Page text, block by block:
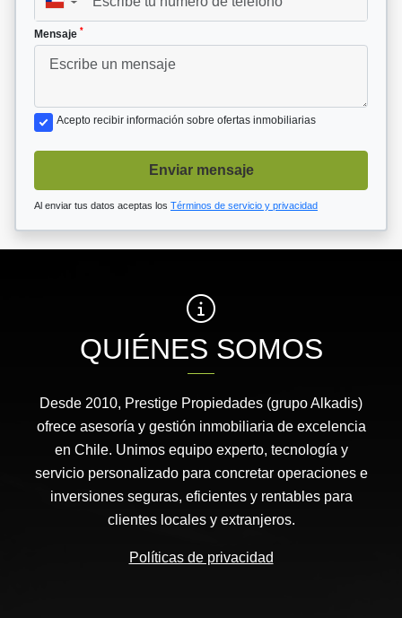
Mensaje *
Acepto recibir información sobre ofertas inmobiliarias
Enviar mensaje
Al enviar tus datos aceptas los Términos de servicio y privacidad
QUIÉNES SOMOS
Desde 2010, Prestige Propiedades (grupo Alkadis)
ofrece asesoría y gestión inmobiliaria de excelencia
en Chile. Unimos equipo experto, tecnología y
servicio personalizado para concretar operaciones e
inversiones seguras, eficientes y rentables para
clientes locales y extranjeros.
Políticas de privacidad